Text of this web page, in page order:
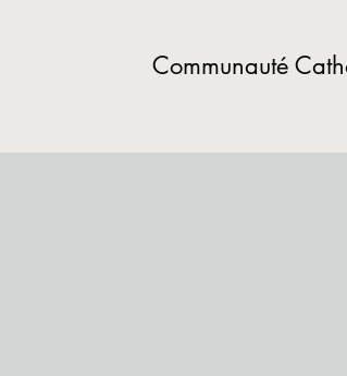
Communauté